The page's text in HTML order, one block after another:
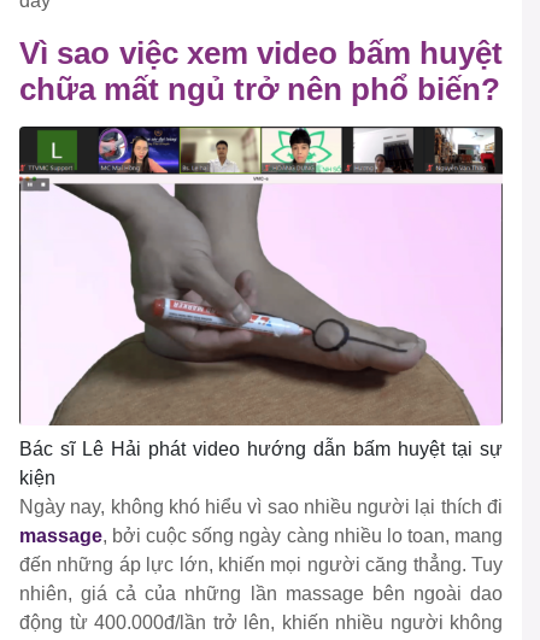
Vì sao việc xem video bấm huyệt
chữa mất ngủ trở nên phổ biến?
Bác sĩ Lê Hải phát video hướng dẫn bấm huyệt tại sự
kiện
Ngày nay, không khó hiểu vì sao nhiều người lại thích đi
massage, bởi cuộc sống ngày càng nhiều lo toan, mang
đến những áp lực lớn, khiến mọi người căng thẳng. Tuy
nhiên, giá cả của những lần massage bên ngoài dao
động từ 400.000đ/lần trở lên, khiến nhiều người không